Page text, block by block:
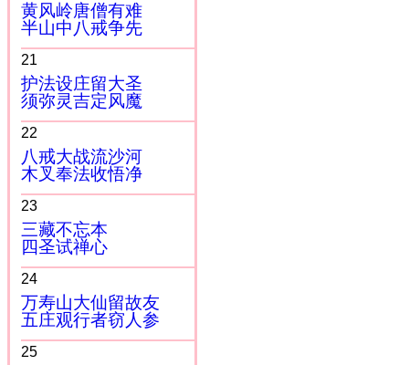
黄风岭唐僧有难
半山中八戒争先
21
护法设庄留大圣
须弥灵吉定风魔
22
八戒大战流沙河
木叉奉法收悟净
23
三藏不忘本
四圣试禅心
24
万寿山大仙留故友
五庄观行者窃人参
25